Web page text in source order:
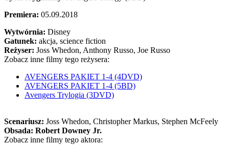
Premiera: 05.09.2018
Wytwórnia: Disney
Gatunek: akcja, science fiction
Reżyser: Joss Whedon, Anthony Russo, Joe Russo
Zobacz inne filmy tego reżysera:
AVENGERS PAKIET 1-4 (4DVD)
AVENGERS PAKIET 1-4 (5BD)
Avengers Trylogia (3DVD)
Scenariusz: Joss Whedon, Christopher Markus, Stephen McFeely
Obsada: Robert Downey Jr.
Zobacz inne filmy tego aktora: